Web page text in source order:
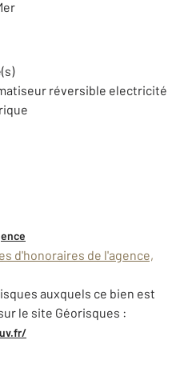
réversible electricité
d'honoraires de l'agence,
auxquels ce bien est
le site Géorisques :